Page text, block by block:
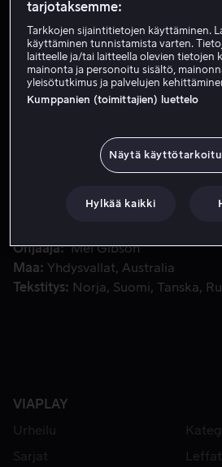
Vuokraa 3,99
Hacksaw Ridge ‒ Aseeton
Hacksaw Ridge ‒ Aseeton sotilas
amerikkalaissotilaasta Desmond T.
kieltäytyy tarttumasta aseeseen
Andrew Garfield
Ohjaaja
Mel Gibson
Maa
Yhdysvallat
Australia
Tekstitys
Norja Suomi Tanska
VIAPLAY
Urheilu
Sarjat
Leffat
tarjotaksemme:
Tarkkojen sijaintitietojen käyttäminen.
käyttäminen tunnistamista varten.
laitteelle ja/tai laitteella olevien tietojen
mainonta ja personoitu sisältö,
yleisötutkimus ja palvelujen
Kumppanien (toimittajien) luettelo
Näytä
Hylkää kaikki